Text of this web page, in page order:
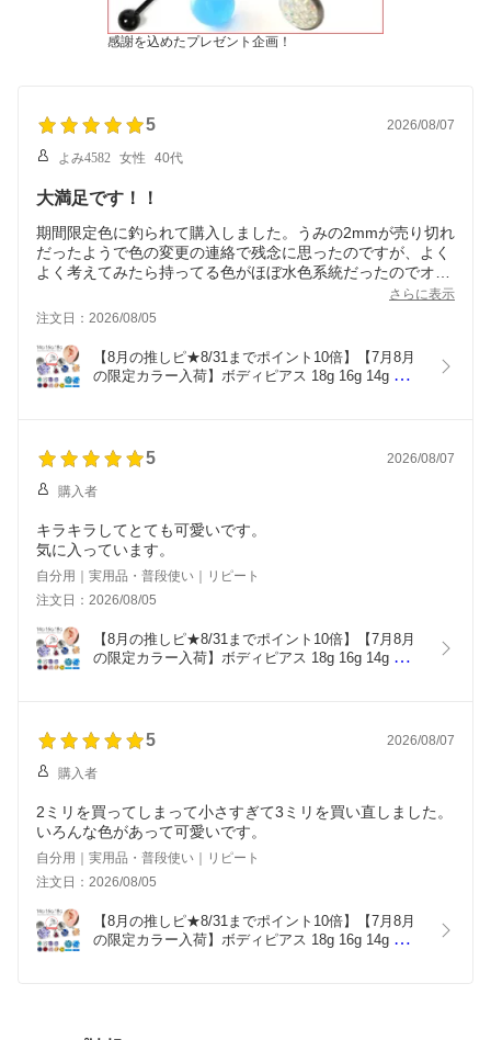
感謝を込めたプレゼント企画！
5 2026/08/07
よみ4582 女性 40代
大満足です！！
期間限定色に釣られて購入しました。うみの2mmが売り切れ
だったようで色の変更の連絡で残念に思ったのですが、よく
よく考えてみたら持ってる色がほぼ水色系統だったのでオー
ロラに変更して逆に良かったです。また新たな限定色が発売
されたら購入したいです！ でも、やはり“うみ色”は心の何処
す。 スタッフさんありがとうございました
さらに表示
注文日：2026/08/05
【8月の推しピ★8/31までポイント10倍】【7月8月
の限定カラー入荷】ボディピアス 18g 16g 14g
リーズ】5 2026/08/07
購入者
キラキラしてとても可愛いです。
気に入っています。
自分用｜実用品・普段使い｜リピート
注文日：2026/08/05
【8月の推しピ★8/31までポイント10倍】【7月8月
の限定カラー入荷】ボディピアス 18g 16g 14g
リーズ】5 2026/08/07
購入者
2ミリを買ってしまって小さすぎて3ミリを買い直しました。
いろんな色があって可愛いです。
自分用｜実用品・普段使い｜リピート
注文日：2026/08/05
【8月の推しピ★8/31までポイント10倍】【7月8月
の限定カラー入荷】ボディピアス 18g 16g 14g